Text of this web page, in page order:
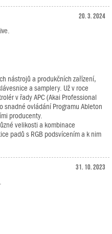
20. 3. 2024
nástrojů a produkčních zařízení,
a samplery. Už v roce
v řady APC (Akai Professional
snadné ovládání Programu Ableton
producenty.
velikosti a kombinace
padů s RGB podsvícením a k nim
31. 10. 2023